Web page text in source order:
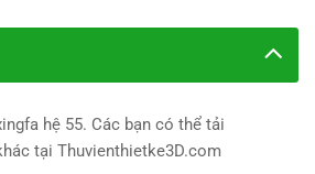
hệ 55. Các bạn có thể tải
tại Thuvienthietke3D.com